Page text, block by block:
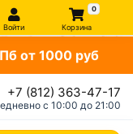
Войти
0
Корзина
от 1000 руб
+7 (812) 363-47-17
c 10:00 до 21:00